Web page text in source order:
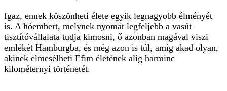
Igaz, ennek köszönheti élete egyik legnagyobb élményét
is. A hóembert, melynek nyomát legfeljebb a vasút
tisztítóvállalata tudja kimosni, ő azonban magával viszi
emlékét Hamburgba, és még azon is túl, amíg akad olyan,
akinek elmesélheti Efim életének alig harminc
kilométernyi történetét.